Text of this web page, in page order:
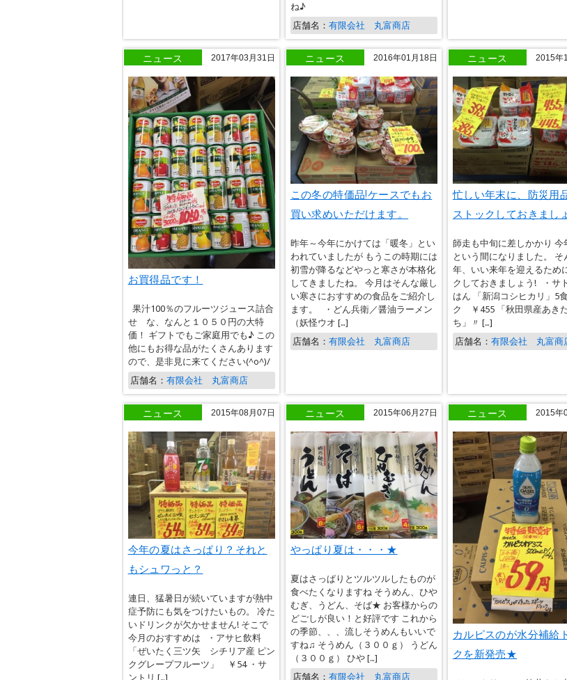
ね♪
店舗名： 有限会社 丸富商店
ニュース 2017年03月31日
お買得品です！
果汁100％のフルーツジュース詰合
せ な、なんと１０５０円の大特
価！ ギフトでもご家庭用でも♪ この
他にもお得な品がたくさんあります
ので、是非見に来てください(^o^)/
店舗名： 有限会社 丸富商店
ニュース 2016年01月18日
この冬の特価品!ケースでもお
買い求めいただけます。
昨年～今年にかけては「暖冬」とい
われていましたが もうこの時期には
初雪が降るなどやっと寒さが本格化
してきましたね。 今月はそんな厳し
い寒さにおすすめの食品をご紹介し
ます。 ・どん兵衛／醤油ラーメン
（妖怪ウオ […]
店舗名： 有限会社 丸富商店
ニュース 2015年
忙しい年末に、防災用
ストックしておきまし
師走も中旬に差しかかり 今
という間になりました。 そ
年、いい来年を迎えるため
クしておきましょう! ・サ
はん 「新潟コシヒカリ」5
ク ￥455 「秋田県産あき
ち」〃 […]
店舗名： 有限会社 丸富商
ニュース 2015年08月07日
今年の夏はさっぱり？それと
もシュワっと？
連日、猛暑日が続いていますが熱中
症予防にも気をつけたいもの。 冷た
いドリンクが欠かせません! そこで
今月のおすすめは ・アサヒ飲料
「ぜいたく三ツ矢 シチリア産 ピン
クグレープフルーツ」 ￥54 ・サ
ントリ […]
ニュース 2015年06月27日
やっぱり夏は・・・★
夏はさっぱりとツルツルしたものが
食べたくなりますね そうめん、ひや
むぎ、うどん、そば★ お客様からの
どごしが良い！と好評です これから
の季節、、、流しそうめんもいいで
すね♫ そうめん（３００ｇ） うどん
（３００ｇ） ひや […]
店舗名： 有限会社 丸富商店
ニュース 2015年
カルピスのが水分補給
クを新発売★